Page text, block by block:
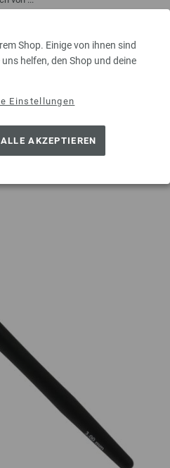
Shop. Einige von ihnen sind
helfen, den Shop und deine
Einstellungen
ALLE AKZEPTIEREN